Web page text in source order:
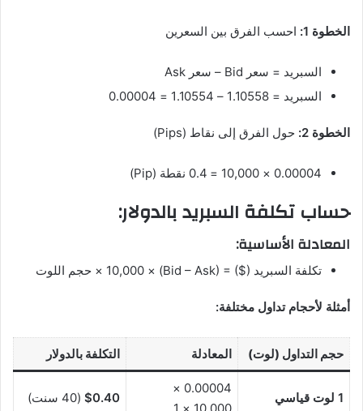
الخطوة 1: احسب الفرق بين السعرين
السبريد = سعر Bid – سعر Ask
السبريد = 1.10558 – 1.10554 = 0.00004
الخطوة 2: حول الفرق إلى نقاط (Pips)
0.00004 × 10,000 = 0.4 نقطة (Pip)
حساب تكلفة السبريد بالدولار:
المعادلة الأساسية:
تكلفة السبريد ($) = (Bid – Ask) × 10,000 × حجم اللوت
أمثلة لأحجام تداول مختلفة:
حجم التداول (لوت) المعادلة التكلفة بالدولار
1 لوت قياسي
0.00004 ×
$0.40 (40 سنت)